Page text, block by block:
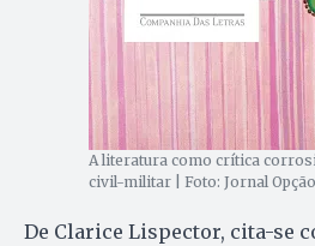
A literatura como crítica
civil-militar | Foto: Jornal Opção
De Clarice Lispector, cita-se